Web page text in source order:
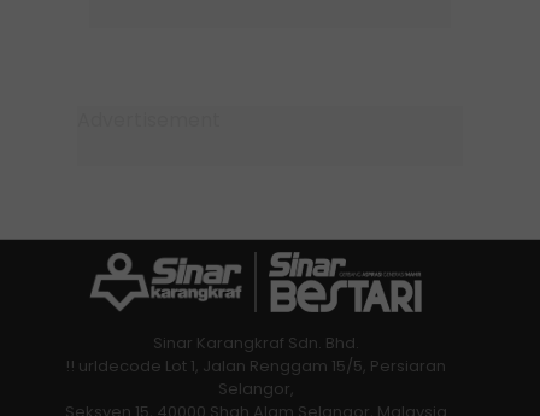
Sinar Karangkraf Sdn. Bhd.
!! urldecode Lot 1, Jalan Renggam 15/5, Persiaran
Selangor,